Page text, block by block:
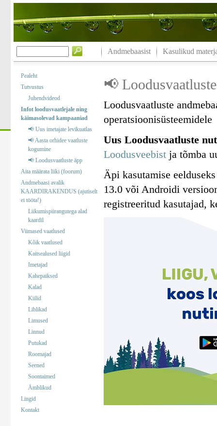
Andmebaasist Kasulikud
Pealeht
Tutvustus
Juhendvideod
Infot loodusvaatlejale ning
käimasolevad kampaaniad
📢 Uus imetajate levikuatlas
📢 Aasta orhidee vaatluste
kogumine
📢 Loodusvaatluste äpp
Aita määrata liiki (foorum)
Andmebaasi avalik
KAARDIRAKENDUS (ajutiselt
ei tööta!)
Liikumispiirangutega alad
kaardil
Viimased vaatlused
Kõik vaatlused
Kaitsealused liigid
Imetajad
Kahepaiksed
Kalad
Kiilid
Liblikad
Limused
Linnud
Putukad
Roomajad
Seened
Soontaimed
Ämblikud
Lingid
Kontakt
📢
Loodusvaatluste
operatsioonisüsteemidele
Uus Loodusvaatluste
Loodusveebistja tõmba
Äpi kasutamise
13.0 või Androidi
registreeritud kasutajad,